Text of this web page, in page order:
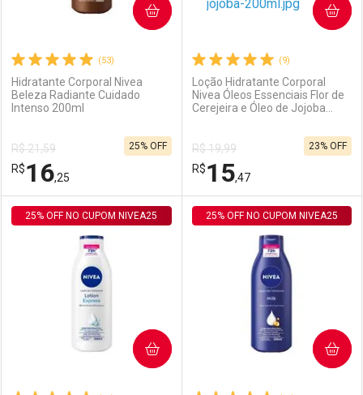
Comprar sem Desconto
Por R$ 81,43/cada
Comprar sem Desconto
Por R$ 81,43/cada
Ativar Desconto
Comprar sem Desconto
Por R$ 71,49/cada
Comprar sem Desconto
Por R$ 71,49/cada
(53)
Hidratante Corporal Nivea
Beleza Radiante Cuidado
Intenso 200ml
R$ 21,59
R$16,25
25% OFF
COMPRAR
FECHAR
Laboratório
FECHAR
Por Menos
(9)
Loção Hidratante Corporal
Nivea Óleos Essenciais Flor de
Cerejeira e Óleo de Jojoba
R$ 19,99
R$15,47
23% OFF
COMPRAR
Laboratório
Por Menos
25% OFF NO CUPOM NIVEA25
COMPRAR
25% OFF NO CUPOM NIVEA25
COMPRAR